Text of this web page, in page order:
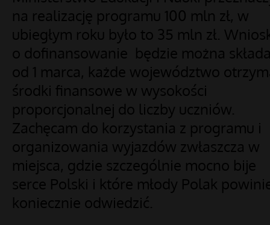
na realizację programu 100 mln zł, w
ubiegłym roku było to 35 mln zł.
o dofinansowanie będzie można
od 1 marca, każde województwo
środki finansowe w wysokości
proporcjonalnej do liczby uczniów.
Zachęcam do korzystania z programu i
organizowania wyjazdów zwłaszcza w
miejsca, gdzie szczególnie mocno bije
serce Polski i które młody Polak
koniecznie odwiedzić.